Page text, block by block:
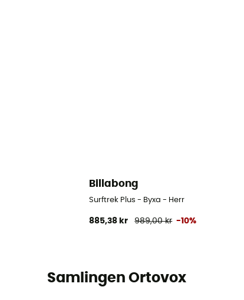
Billabong
Surftrek Plus - Byxa - Herr
885,38 kr 989,00 kr -10%
Samlingen Ortovox